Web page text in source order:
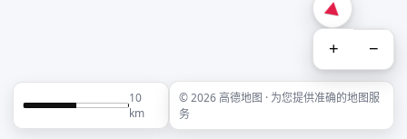
+ −
10
km
© 2026 高德地图 · 为您提供准确的地图服
务